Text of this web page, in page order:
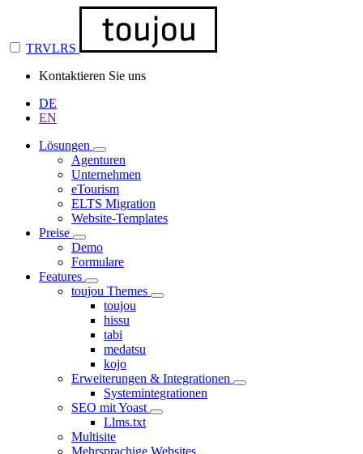
TRVLRS
Kontaktieren Sie uns
DE
EN
Lösungen
Agenturen
Unternehmen
eTourism
ELTS Migration
Website-Templates
Preise
Demo
Formulare
Features
toujou Themes
toujou
hissu
tabi
medatsu
kojo
Erweiterungen & Integrationen
Systemintegrationen
SEO mit Yoast
Llms.txt
Multisite
Mehrsprachige Websites